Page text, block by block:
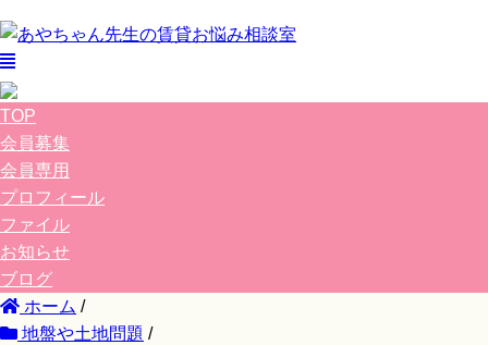
TOP
会員募集
会員専用
プロフィール
ファイル
お知らせ
ブログ
ホーム /
地盤や土地問題 /